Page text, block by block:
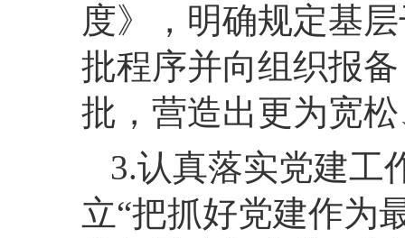
度》，明确规定基
批程序并向组织报
批，营造出更为宽
3.认真落实党建工
立“把抓好党建作为